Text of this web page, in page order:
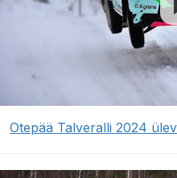
Otepää Talveralli 2024